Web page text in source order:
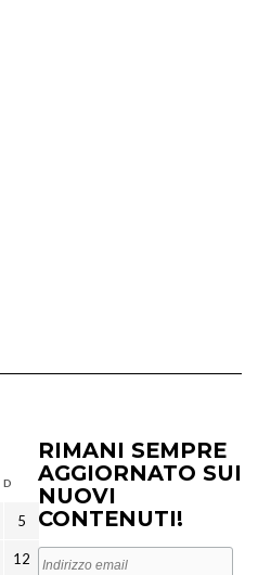
D
5
12
RIMANI SEMPRE
AGGIORNATO SUI
NUOVI
CONTENUTI!